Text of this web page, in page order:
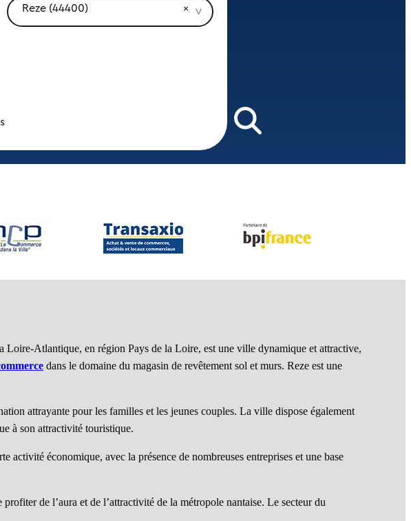
Reze (44400)
Loire-Atlantique, en région Pays de la Loire, est une ville dynamique et attractive,
dans le domaine du magasin de revêtement sol et murs. Reze est une
attrayante pour les familles et les jeunes couples. La ville dispose également
à son attractivité touristique.
économique, avec la présence de nombreuses entreprises et une base
de l’aura et de l’attractivité de la métropole nantaise. Le secteur du